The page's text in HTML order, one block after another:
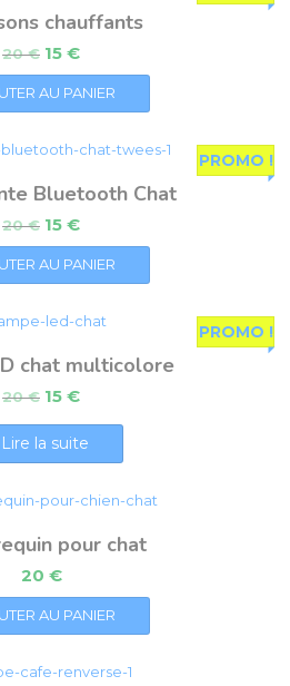
chauffants
20€ 15 €
AU PANIER
PROMO !
Bluetooth Chat
20€ 15 €
AU PANIER
PROMO !
chat multicolore
20€ 15 €
Lire la suite
pour chat
20 €
AU PANIER